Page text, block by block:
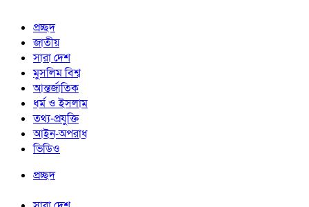
প্রচ্ছদ
জাতীয়
সারা দেশ
মুসলিম বিশ্ব
আন্তর্জাতিক
ধর্ম ও ইসলাম
তথ্য-প্রযুক্তি
আইন-অপরাধ
ভিডিও
প্রচ্ছদ